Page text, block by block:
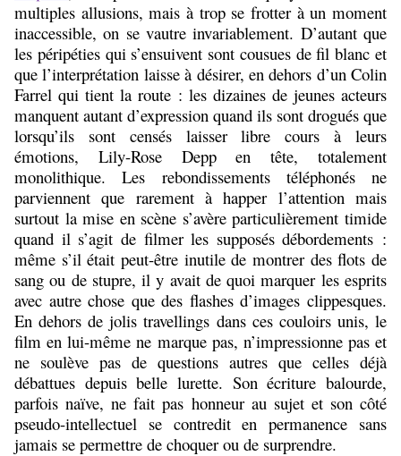
multiples allusions, mais à trop se frotter à un moment
inaccessible, on se vautre invariablement. D’autant que
les péripéties qui s’ensuivent sont cousues de fil blanc et
que l’interprétation laisse à désirer, en dehors d’un Colin
Farrel qui tient la route : les dizaines de jeunes acteurs
manquent autant d’expression quand ils sont drogués que
lorsqu’ils sont censés laisser libre cours à leurs
émotions, Lily-Rose Depp en tête, totalement
monolithique. Les rebondissements téléphonés ne
parviennent que rarement à happer l’attention mais
surtout la mise en scène s’avère particulièrement timide
quand il s’agit de filmer les supposés débordements :
même s’il était peut-être inutile de montrer des flots de
sang ou de stupre, il y avait de quoi marquer les esprits
avec autre chose que des flashes d’images clippesques.
En dehors de jolis travellings dans ces couloirs unis, le
film en lui-même ne marque pas, n’impressionne pas et
ne soulève pas de questions autres que celles déjà
débattues depuis belle lurette. Son écriture balourde,
parfois naïve, ne fait pas honneur au sujet et son côté
pseudo-intellectuel se contredit en permanence sans
jamais se permettre de choquer ou de surprendre.